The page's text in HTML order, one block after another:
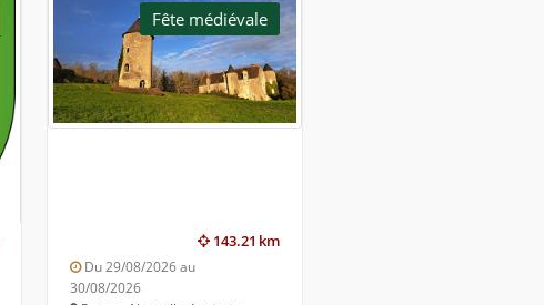
Fête médiévale
143.21 km
Du 29/08/2026 au
30/08/2026